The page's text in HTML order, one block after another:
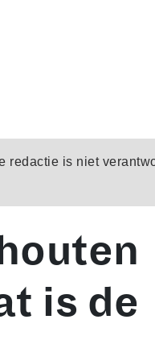
redactie is niet
is de